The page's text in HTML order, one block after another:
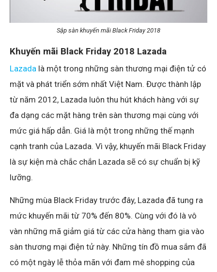
Sập sàn khuyến mãi Black Friday 2018
Khuyến mãi Black Friday 2018 Lazada
Lazada là một trong những sàn thương mại điện tử có
mặt và phát triển sớm nhất Việt Nam. Được thành lập
từ năm 2012, Lazada luôn thu hút khách hàng với sự
đa dạng các mặt hàng trên sàn thương mại cùng với
mức giá hấp dẫn. Giá là một trong những thế mạnh
cạnh tranh của Lazada. Vì vậy, khuyến mãi Black Friday
là sự kiện mà chắc chắn Lazada sẽ có sự chuẩn bị kỹ
lưỡng.
Những mùa Black Friday trước đây, Lazada đã tung ra
mức khuyến mãi từ 70% đến 80%. Cùng với đó là vô
vàn những mã giảm giá từ các cửa hàng tham gia vào
sàn thương mại điện tử này. Những tín đồ mua sắm đã
có một ngày lễ thỏa mãn với đam mê shopping của